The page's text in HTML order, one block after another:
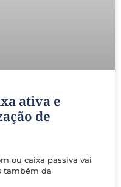
ativa e
de
ou caixa passiva vai
também da